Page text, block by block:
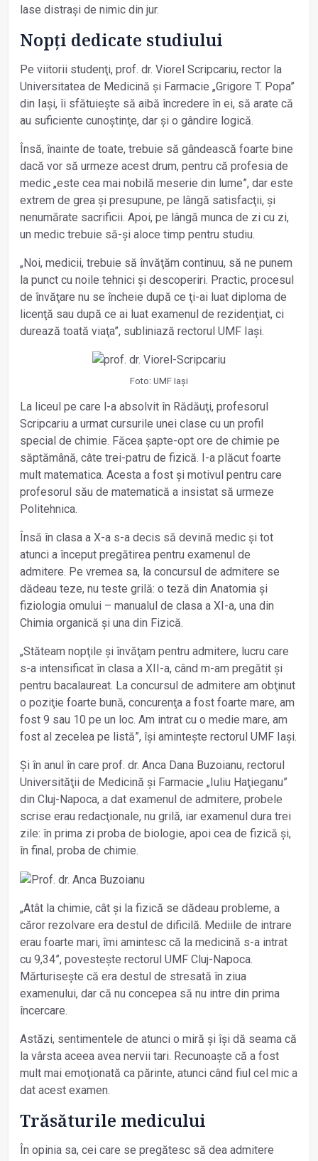
lase distrași de nimic din jur.
Nopţi dedicate studiului
Pe viitorii studenţi, prof. dr. Viorel Scripcariu, rector la
Universitatea de Medicină și Farmacie „Grigore T. Popa”
din Iași, îi sfătuiește să aibă încredere în ei, să arate că
au suficiente cunoștinţe, dar și o gândire logică.
Însă, înainte de toate, trebuie să gândească foarte bine
dacă vor să urmeze acest drum, pentru că profesia de
medic „este cea mai nobilă meserie din lume”, dar este
extrem de grea și presupune, pe lângă satisfacţii, și
nenumărate sacrificii. Apoi, pe lângă munca de zi cu zi,
un medic trebuie să-și aloce timp pentru studiu.
„Noi, medicii, trebuie să învăţăm continuu, să ne punem
la punct cu noile tehnici și descoperiri. Practic, procesul
de învăţare nu se încheie după ce ţi-ai luat diploma de
licenţă sau după ce ai luat examenul de rezidenţiat, ci
durează toată viaţa”, subliniază rectorul UMF Iași.
Foto: UMF Iași
La liceul pe care l-a absolvit în Rădăuţi, profesorul
Scripcariu a urmat cursurile unei clase cu un profil
special de chimie. Făcea șapte-opt ore de chimie pe
săptămână, câte trei-patru de fizică. I-a plăcut foarte
mult matematica. Acesta a fost și motivul pentru care
profesorul său de matematică a insistat să urmeze
Politehnica.
Însă în clasa a X-a s-a decis să devină medic și tot
atunci a început pregătirea pentru examenul de
admitere. Pe vremea sa, la concursul de admitere se
dădeau teze, nu teste grilă: o teză din Anatomia și
fiziologia omului – manualul de clasa a XI-a, una din
Chimia organică și una din Fizică.
„Stăteam nopţile și învăţam pentru admitere, lucru care
s-a intensificat în clasa a XII-a, când m-am pregătit și
pentru bacalaureat. La concursul de admitere am obţinut
o poziţie foarte bună, concurenţa a fost foarte mare, am
fost 9 sau 10 pe un loc. Am intrat cu o medie mare, am
fost al zecelea pe listă”, își amintește rectorul UMF Iași.
Și în anul în care prof. dr. Anca Dana Buzoianu, rectorul
Universităţii de Medicină și Farmacie „Iuliu Haţieganu”
din Cluj-Napoca, a dat examenul de admitere, probele
scrise erau redacţionale, nu grilă, iar examenul dura trei
zile: în prima zi proba de biologie, apoi cea de fizică și,
în final, proba de chimie.
„Atât la chimie, cât și la fizică se dădeau probleme, a
căror rezolvare era destul de dificilă. Mediile de intrare
erau foarte mari, îmi amintesc că la medicină s-a intrat
cu 9,34”, povestește rectorul UMF Cluj-Napoca.
Mărturisește că era destul de stresată în ziua
examenului, dar că nu concepea să nu intre din prima
încercare.
Astăzi, sentimentele de atunci o miră și își dă seama că
la vârsta aceea avea nervii tari. Recunoaște că a fost
mult mai emoţionată ca părinte, atunci când fiul cel mic a
dat acest examen.
Trăsăturile medicului
În opinia sa, cei care se pregătesc să dea admitere